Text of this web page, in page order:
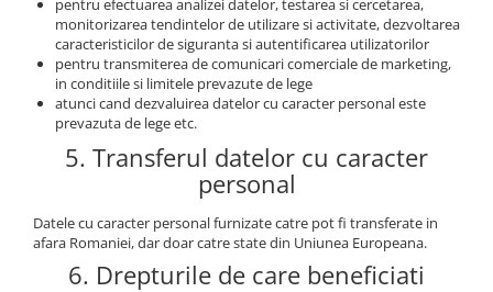
pentru efectuarea analizei datelor, testarea si cercetarea,
monitorizarea tendintelor de utilizare si activitate, dezvoltarea
caracteristicilor de siguranta si autentificarea utilizatorilor
pentru transmiterea de comunicari comerciale de marketing,
in conditiile si limitele prevazute de lege
atunci cand dezvaluirea datelor cu caracter personal este
prevazuta de lege etc.
5. Transferul datelor cu caracter
personal
Datele cu caracter personal furnizate catre pot fi transferate in
afara Romaniei, dar doar catre state din Uniunea Europeana.
6. Drepturile de care beneficiati